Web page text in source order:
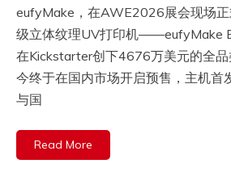
eufyMake，在AWE2026展会现场
级立体纹理UV打印机——eufyMake
在Kickstarter创下4676万美元的全
今终于在国内市场开启预售，主机
与国
Read More